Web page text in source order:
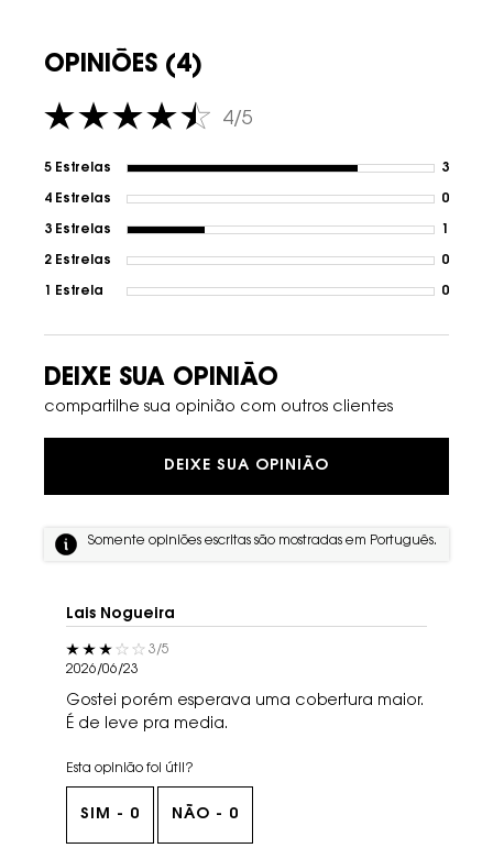
OPINIÕES (4)
4 out of 5 stars. 4/5
5 Estrelas 3
4 Estrelas 0
3 Estrelas 1
2 Estrelas 0
1 Estrela 0
DEIXE SUA OPINIÃO
compartilhe sua opinião com outros clientes
DEIXE SUA OPINIÃO
Somente opiniões escritas são mostradas em Português.
Lais Nogueira
3 out of 5 stars.3/5
2026/06/23
Gostei porém esperava uma cobertura maior.
É de leve pra media.
Esta opinião foi útil?
SIM - 0 NÃO - 0